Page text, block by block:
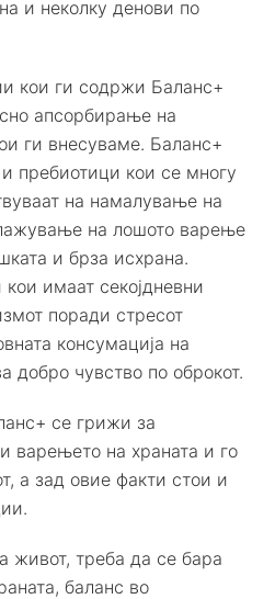
и неколку денови по
кои ги содржи Баланс+
апсорбирање на
ги внесуваме. Баланс+
пребиотици кои се многу
на намалување на
на лошото варење
и брза исхрана.
имаат секојдневни
поради стресот
консумација на
добро чувство по оброкот.
се грижи за
варењето на храната и го
а зад овие факти стои и
живот, треба да се бара
баланс во